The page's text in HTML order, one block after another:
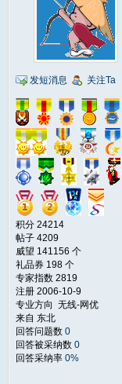
发短消息 关注Ta
积分 24214
帖子 4209
威望 141156 个
礼品券 198 个
专家指数 2819
注册 2006-10-9
专业方向 无线-网优
来自 东北
回答问题数 0
回答被采纳数 0
回答采纳率 0%